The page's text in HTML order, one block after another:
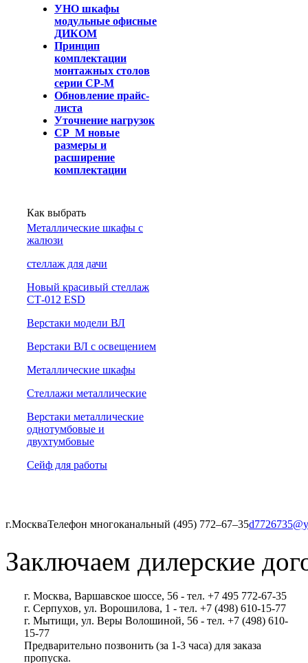
УНО шкафы
модульные офисные
ДИКОМ
Принцип
комплектации
монтажных столов
серии СР-М
Обновление прайс-
листа
Уточнение нагрузок
СР_М новые
размеры и
расширение
комплектации
Как выбрать
Металлические шкафы с
жалюзи
cтеллаж для дачи
Новый красивый стеллаж
СТ-012 ESD
Верстаки модели ВЛ
Верстаки ВЛ с освещением
Металлические шкафы
Стеллажи металлические
Верстаки металлические
однотумбовые и
двухтумбовые
Сейф для работы
г.МоскваТелефон многоканальный (495) 772‒67‒35
Заключаем дилерские
г. Москва, Варшавское шоссе, 56 - тел. +7 495 772-67-35
г. Серпухов, ул. Ворошилова, 1 - тел. +7 (498) 610-15-77
г. Мытищи, ул. Веры Волошиной, 56 - тел. +7 (498) 610-
15-77
Предварительно позвонить (за 1-3 часа) для заказа
пропуска.